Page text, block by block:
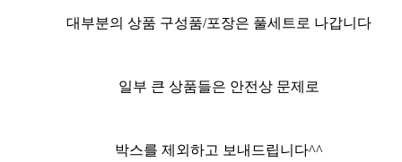
대부분의 상품 구성품/포장은 풀세트 로 나갑니다
일부 큰 상품들은 안전상 문제로
박스를 제외하고 보내드립니다^^